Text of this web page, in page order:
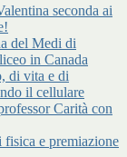
seconda ai
del Medi di
in Canada
di vita e di
il cellulare
Carità con
e premiazione